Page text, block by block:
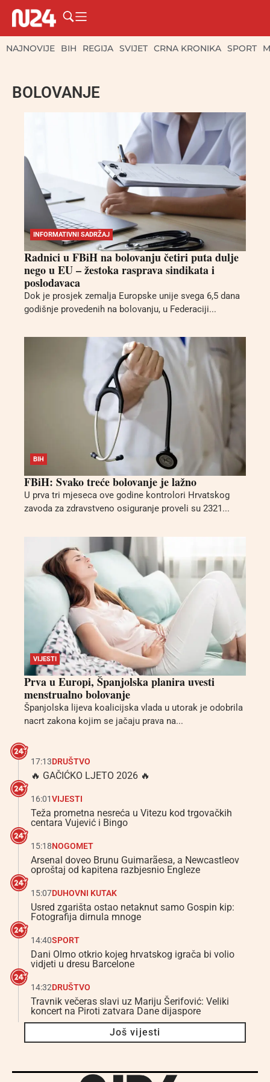
NAJNOVIJE BIH REGIJA SVIJET CRNA KRONIKA SPORT
BOLOVANJE
INFORMATIVNI SADRŽAJ
Radnici u FBiH na bolovanju četiri puta dulje
nego u EU – žestoka rasprava sindikata i
poslodavaca
Dok je prosjek zemalja Europske unije svega 6,5 dana
godišnje provedenih na bolovanju, u Federaciji...
BIH
FBiH: Svako treće bolovanje je lažno
U prva tri mjeseca ove godine kontrolori Hrvatskog
zavoda za zdravstveno osiguranje proveli su 2321...
VIJESTI
Prva u Europi, Španjolska planira uvesti
menstrualno bolovanje
Španjolska lijeva koalicijska vlada u utorak je odobrila
nacrt zakona kojim se jačaju prava na...
17:13DRUŠTVO
🔥 GAČIĆKO LJETO 2026 🔥
16:01VIJESTI
Teža prometna nesreća u Vitezu kod trgovačkih
centara Vujević i Bingo
15:18NOGOMET
Arsenal doveo Brunu Guimarãesa, a Newcastleov
oproštaj od kapitena razbjesnio Engleze
15:07DUHOVNI KUTAK
Usred zgarišta ostao netaknut samo Gospin kip:
Fotografija dirnula mnoge
14:40SPORT
Dani Olmo otkrio kojeg hrvatskog igrača bi volio
vidjeti u dresu Barcelone
14:32DRUŠTVO
Travnik večeras slavi uz Mariju Šerifović: Veliki
koncert na Piroti zatvara Dane dijaspore
Još vijesti